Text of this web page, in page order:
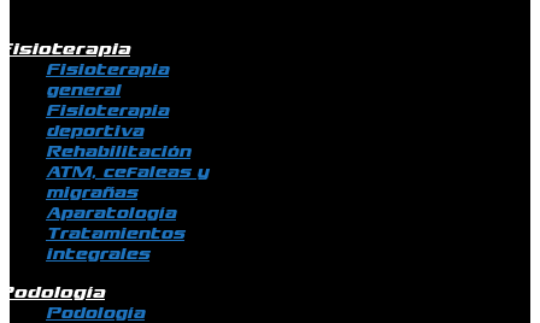
Fisioterapia
general
Fisioterapia
deportiva
Rehabilitación
ATM, cefaleas y
migrañas
Aparatología
Tratamientos
integrales
Podología